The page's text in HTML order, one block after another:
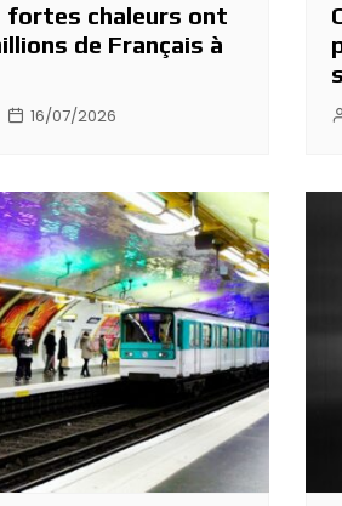
fortes chaleurs ont
de Français à
16/07/2026